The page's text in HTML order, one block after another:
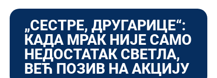
„СЕСТРЕ, ДРУГАРИЦЕ“:
КАДА МРАК НИЈЕ САМО
НЕДОСТАТАК СВЕТЛА,
ВЕЋ ПОЗИВ НА АКЦИЈУ